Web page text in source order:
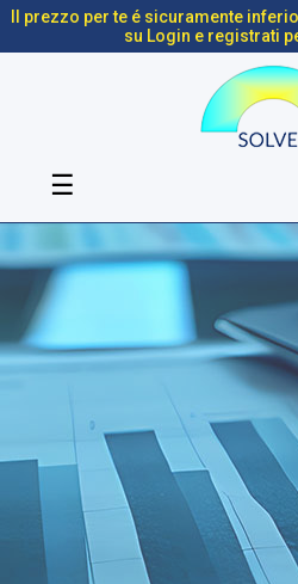
Il prezzo per te é sicuramente
su Login e registrati
navigazione
☰